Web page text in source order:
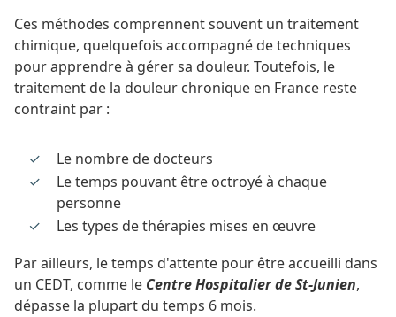
Ces méthodes comprennent souvent un traitement
chimique, quelquefois accompagné de techniques
pour apprendre à gérer sa douleur. Toutefois, le
traitement de la douleur chronique en France reste
contraint par :
Le nombre de docteurs
Le temps pouvant être octroyé à chaque
personne
Les types de thérapies mises en œuvre
Par ailleurs, le temps d'attente pour être accueilli dans
un CEDT, comme le Centre Hospitalier de St-Junien,
dépasse la plupart du temps 6 mois.